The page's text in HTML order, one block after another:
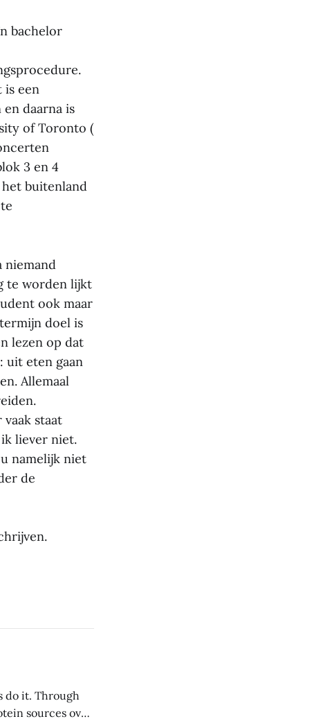
bachelor
is een
daarna is
of Toronto (
3 en 4
het buitenland
niemand
te worden lijkt
ook maar
doel is
lezen op dat
uit eten gaan
Allemaal
staat
ik liever niet.
namelijk niet
de
do it. Through